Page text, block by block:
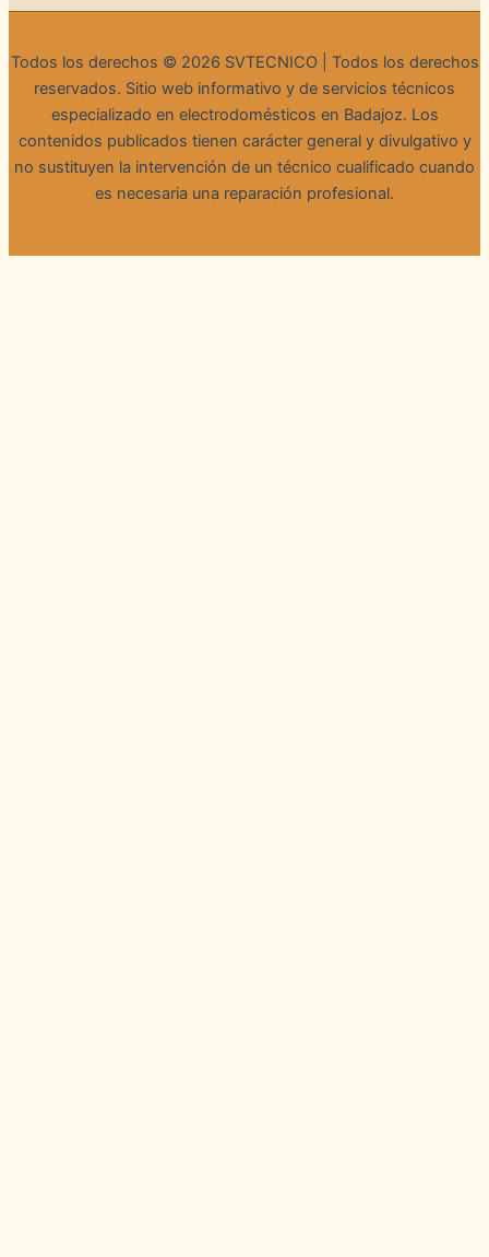
Todos los derechos © 2026 SVTECNICO | Todos los derechos
reservados. Sitio web informativo y de servicios técnicos
especializado en electrodomésticos en Badajoz. Los
contenidos publicados tienen carácter general y divulgativo y
no sustituyen la intervención de un técnico cualificado cuando
es necesaria una reparación profesional.